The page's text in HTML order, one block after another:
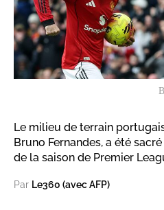
Le milieu de terrain
Bruno Fernandes, a été
de la saison de Premier
Par Le360 (avec AFP)